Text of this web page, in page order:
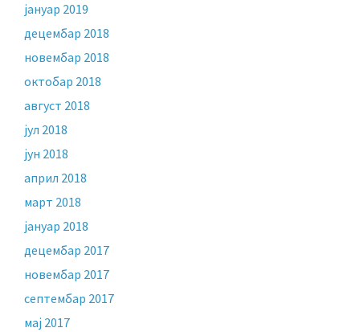
јануар 2019
децембар 2018
новембар 2018
октобар 2018
август 2018
јул 2018
јун 2018
април 2018
март 2018
јануар 2018
децембар 2017
новембар 2017
септембар 2017
мај 2017